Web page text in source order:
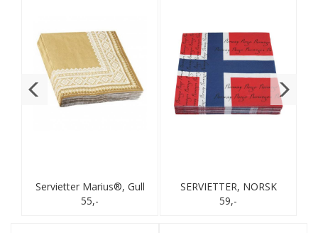
Servietter Marius®, Gull
55,-
SERVIETTER, NORSK
FLAGG DESIGN
59,-